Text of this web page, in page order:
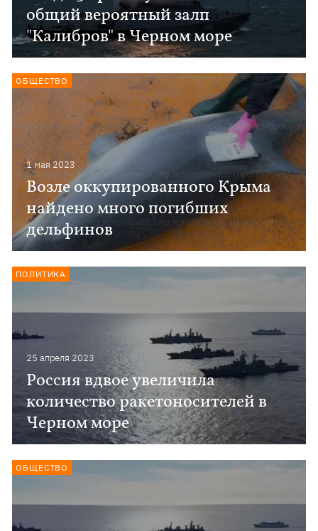
общий вероятный залп
"Калибров" в Черном море
1 мая 2023
Возле оккупированного Крыма
найдено много погибших
дельфинов
ОБЩЕСТВО
25 апреля 2023
Россия вдвое увеличила
количество ракетоносителей в
Черном море
ПОЛИТИКА
ОБЩЕСТВО